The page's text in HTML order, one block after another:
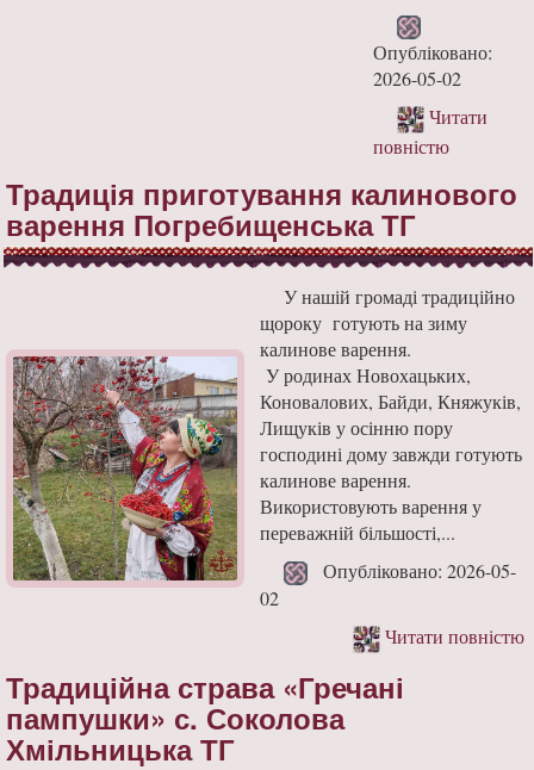
Опубліковано:
2026-05-02
Читати
повністю
Традиція приготування калинового
варення Погребищенська ТГ
У нашій громаді традиційно
щороку готують на зиму
калинове варення.
У родинах Новохацьких,
Коновалових, Байди, Княжуків,
Лищуків у осінню пору
господині дому завжди готують
калинове варення.
Використовують варення у
переважній більшості,...
Опубліковано: 2026-05-
02
Читати повністю
Традиційна страва «Гречані
пампушки» с. Соколова
Хмільницька ТГ